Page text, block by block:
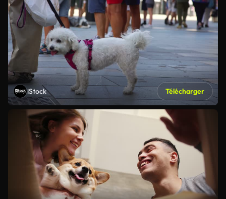
iStock Télécharger